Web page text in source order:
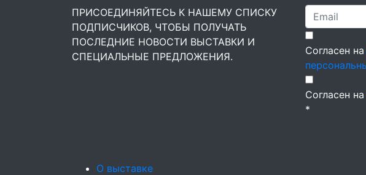
ПРИСОЕДИНЯЙТЕСЬ К НАШЕМУ СПИСКУ
ПОДПИСЧИКОВ, ЧТОБЫ ПОЛУЧАТЬ
ПОСЛЕДНИЕ НОВОСТИ ВЫСТАВКИ И
СПЕЦИАЛЬНЫЕ ПРЕДЛОЖЕНИЯ.
Согласен на
Согласен на
*
О выставке